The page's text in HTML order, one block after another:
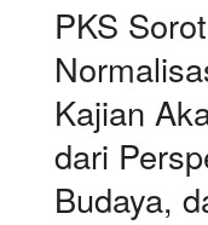
PKS
Kajian
dari
Budaya,